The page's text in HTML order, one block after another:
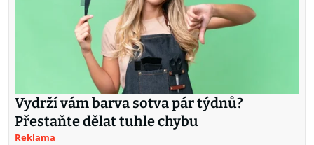
Vydrží vám barva sotva pár týdnů?
Přestaňte dělat tuhle chybu
Reklama